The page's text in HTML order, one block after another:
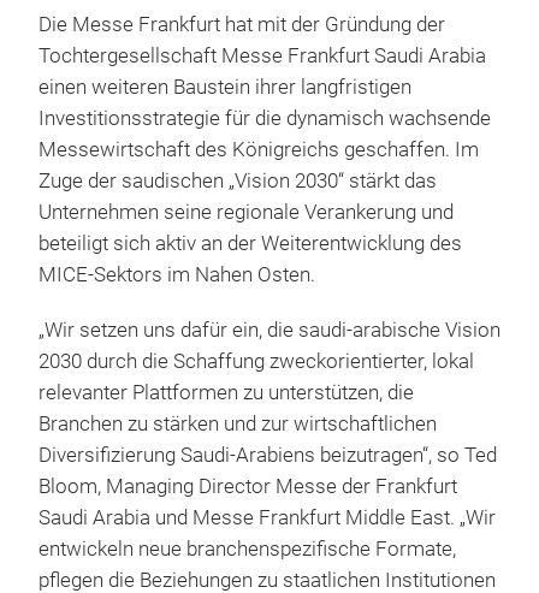
Die Messe Frankfurt hat mit der Gründung der
Tochtergesellschaft Messe Frankfurt Saudi Arabia
einen weiteren Baustein ihrer langfristigen
Investitionsstrategie für die dynamisch wachsende
Messewirtschaft des Königreichs geschaffen. Im
Zuge der saudischen „Vision 2030“ stärkt das
Unternehmen seine regionale Verankerung und
beteiligt sich aktiv an der Weiterentwicklung des
MICE-Sektors im Nahen Osten.
„Wir setzen uns dafür ein, die saudi-arabische Vision
2030 durch die Schaffung zweckorientierter, lokal
relevanter Plattformen zu unterstützen, die
Branchen zu stärken und zur wirtschaftlichen
Diversifizierung Saudi-Arabiens beizutragen“, so Ted
Bloom, Managing Director Messe der Frankfurt
Saudi Arabia und Messe Frankfurt Middle East. „Wir
entwickeln neue branchenspezifische Formate,
pflegen die Beziehungen zu staatlichen Institutionen